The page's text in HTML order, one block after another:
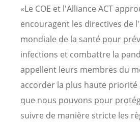
«Le COE et l'Alliance ACT
encouragent les directives de
mondiale de la santé pour
infections et combattre la
appellent leurs membres du
accorder la plus haute priorité
que nous pouvons pour
suivre de manière stricte les